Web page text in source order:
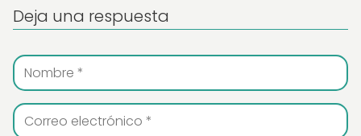
Deja una respuesta